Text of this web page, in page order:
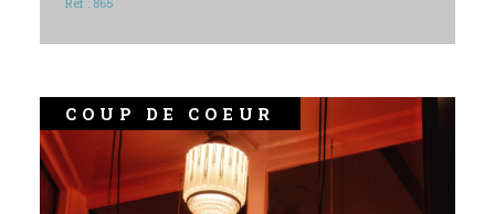
COUP DE COEUR